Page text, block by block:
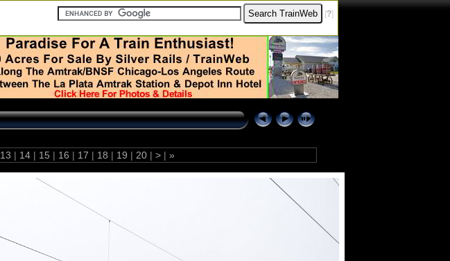
[?]
13 | 14 | 15 | 16 | 17 | 18 | 19 | 20 | > | »